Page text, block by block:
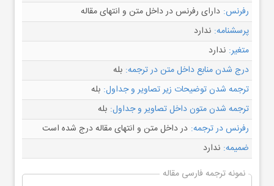
رفرنس: دارای رفرنس در داخل متن و انتهای مقاله
پرسشنامه: ندارد
متغیر: ندارد
درج شدن منابع داخل متن در ترجمه: بله
ترجمه شدن توضیحات زیر تصاویر و جداول: بله
ترجمه شدن متون داخل تصاویر و جداول: بله
رفرنس در ترجمه: در داخل متن و انتهای مقاله درج شده است
ضمیمه: ندارد
نمونه ترجمه فارسی مقاله